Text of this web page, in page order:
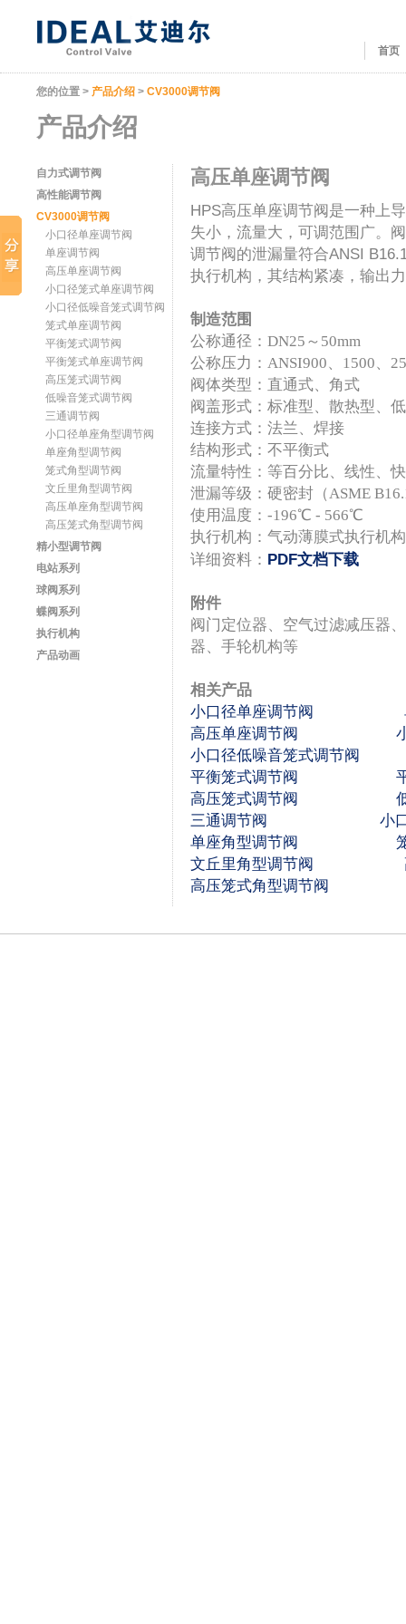
首页
您的位置 > 产品介绍 > CV3000调节阀
产品介绍
自力式调节阀
高性能调节阀
CV3000调节阀
小口径单座调节阀
单座调节阀
高压单座调节阀
小口径笼式单座调节阀
小口径低噪音笼式调节阀
笼式单座调节阀
平衡笼式调节阀
平衡笼式单座调节阀
高压笼式调节阀
低噪音笼式调节阀
三通调节阀
小口径单座角型调节阀
单座角型调节阀
笼式角型调节阀
文丘里角型调节阀
高压单座角型调节阀
高压笼式角型调节阀
精小型调节阀
电站系列
球阀系列
蝶阀系列
执行机构
产品动画
高压单座调节阀
HPS高压单座调节阀是一种上
失小，流量大，可调范围广。
调节阀的泄漏量符合ANSI
执行机构，其结构紧凑，输出
制造范围
公称通径：DN25～50mm
公称压力：ANSI900、1500、
阀体类型：直通式、角式
阀盖形式：标准型、散热型、
连接方式：法兰、焊接
结构形式：不平衡式
流量特性：等百分比、线性、
泄漏等级：硬密封（ASME
使用温度：-196℃ - 566℃
执行机构：气动薄膜式执行机
详细资料： PDF文档下载
附件
阀门定位器、空气过滤减压器
器、手轮机构等
相关产品
小口径单座调节阀
高压单座调节阀
小口径低噪音笼式调节阀
平衡笼式调节阀
高压笼式调节阀
三通调节阀
小
单座角型调节阀
文丘里角型调节阀
高压笼式角型调节阀